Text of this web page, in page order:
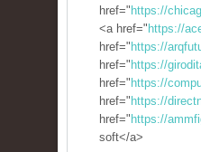
href=" https://
<a href=" https://
href=" https://
href=" https://
href=" https://
href=" https://
href=" https://
soft</a>